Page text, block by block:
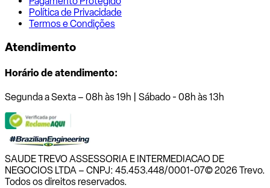
Política de Privacidade
Termos e Condições
Atendimento
Horário de atendimento:
Segunda a Sexta – 08h às 19h | Sábado - 08h às 13h
SAUDE TREVO ASSESSORIA E INTERMEDIACAO DE
NEGOCIOS LTDA – CNPJ: 45.453.448/0001-07© 2026 Trevo.
Todos os direitos reservados.